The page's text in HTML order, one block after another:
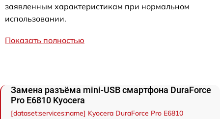
заявленным характеристикам при нормальном
использовании.
Показать полностью
Замена разъёма mini-USB смартфона DuraForce
Pro E6810 Kyocera
[dataset:services:name] Kyocera DuraForce Pro E6810